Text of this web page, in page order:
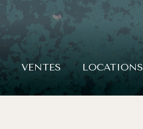
VENTES LOCATIONS